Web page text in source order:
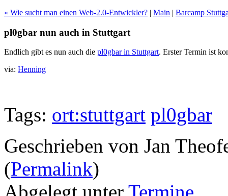
« Wie sucht man einen Web-2.0-Entwickler? | Main | Barcamp
pl0gbar nun auch in Stuttgart
Endlich gibt es nun auch die pl0gbar in Stuttgart. Erster Termin ist
via: Henning
Tags: ort:stuttgart pl0gbar
Geschrieben von Jan
(Permalink)